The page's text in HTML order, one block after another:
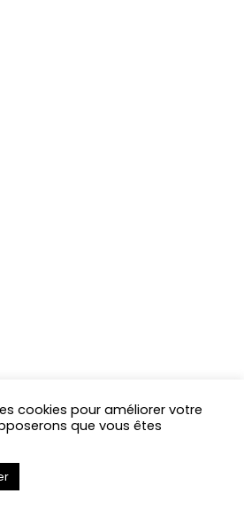
cookies pour améliorer votre
que vous êtes